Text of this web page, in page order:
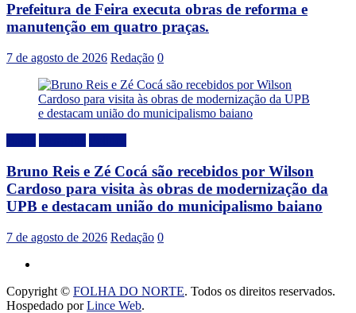
Prefeitura de Feira executa obras de reforma e
manutenção em quatro praças.
7 de agosto de 2026 Redação 0
Bruno Reis e Zé Cocá são recebidos por Wilson
Cardoso para visita às obras de modernização da
UPB e destacam união do municipalismo baiano
7 de agosto de 2026 Redação 0
Copyright © FOLHA DO NORTE. Todos os direitos reservados.
Hospedado porLince Web.